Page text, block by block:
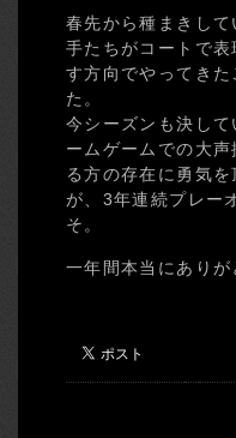
春先から種まきし
手たちがコートで
す方向でやってき
た。
今シーズンも決し
ームゲームでの大
る方の存在に勇気
が、3年連続プレー
そ。
一年間本当にありが